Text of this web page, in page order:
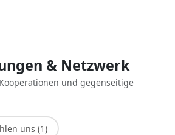
& Netzwerk
und gegenseitige
uns (1)